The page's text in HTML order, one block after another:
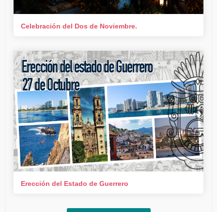
Celebración del Dos de Noviembre.
Erección del Estado de Guerrero